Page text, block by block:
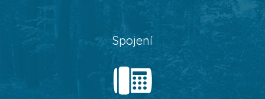
Spojení